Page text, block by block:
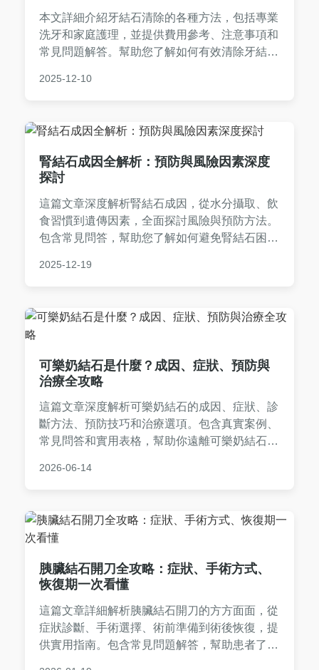
本文詳細介紹牙結石清除的各種方法，包括專業
洗牙和家庭護理，並提供費用參考、注意事項和
常見問題解答。幫助您了解如何有效清除牙結
驗分享，讓您輕鬆做出決策。
2025-12-10
腎結石成因全解析：預防與風險因素深度
探討
這篇文章深度解析腎結石成因，從水分攝取、飲
食習慣到遺傳因素，全面探討風險與預防方法。
包含常見問答，幫助您了解如何避免腎結石困
讀。
2025-12-19
可樂奶結石是什麼？成因、症狀、預防與
治療全攻略
這篇文章深度解析可樂奶結石的成因、症狀、診
斷方法、預防技巧和治療選項。包含真實案例、
常見問答和實用表格，幫助你遠離可樂奶結石的
南。
2026-06-14
胰臟結石開刀全攻略：症狀、手術方式、
恢復期一次看懂
這篇文章詳細解析胰臟結石開刀的方方面面，從
症狀診斷、手術選擇、術前準備到術後恢復，提
供實用指南。包含常見問題解答，幫助患者了解